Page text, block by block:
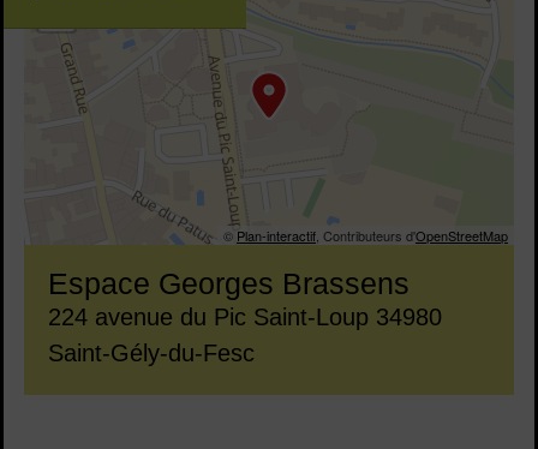
© Plan-interactif , Contributeurs d'OpenStreetMap
Espace Georges Brassens
Adresse :
224 avenue du Pic Saint-Loup 34980
Saint-Gély-du-Fesc